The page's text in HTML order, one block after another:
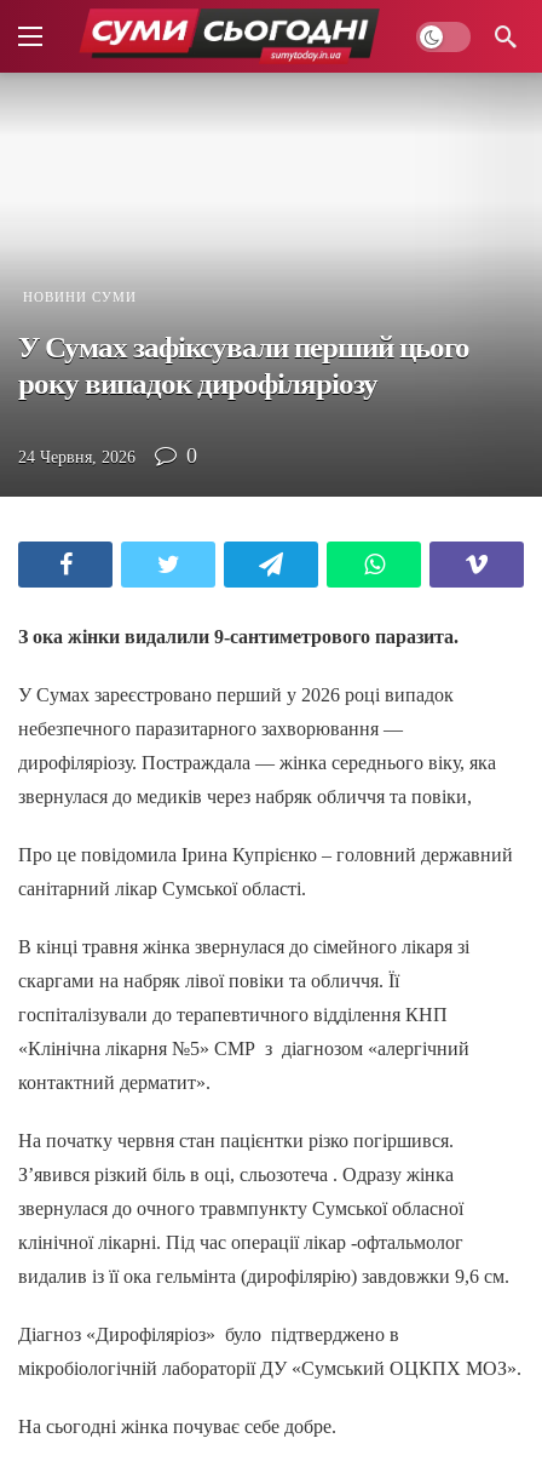
НОВИНИ СУМИ
У Сумах зафіксували перший цього
року випадок дирофіляріозу
24 Червня, 2026 0
З ока жінки видалили 9-сантиметрового паразита.
У Сумах зареєстровано перший у 2026 році випадок
небезпечного паразитарного захворювання —
дирофіляріозу. Постраждала — жінка середнього віку, яка
звернулася до медиків через набряк обличчя та повіки,
Про це повідомила Ірина Купрієнко – головний державний
санітарний лікар Сумської області.
В кінці травня жінка звернулася до сімейного лікаря зі
скаргами на набряк лівої повіки та обличчя. Її
госпіталізували до терапевтичного відділення КНП
«Клінічна лікарня №5» СМР з діагнозом «алергічний
контактний дерматит».
На початку червня стан пацієнтки різко погіршився.
З’явився різкий біль в оці, сльозотеча . Одразу жінка
звернулася до очного травмпункту Сумської обласної
клінічної лікарні. Під час операції лікар -офтальмолог
видалив із її ока гельмінта (дирофілярію) завдовжки 9,6 см.
Діагноз «Дирофіляріоз» було підтверджено в
мікробіологічній лабораторії ДУ «Сумський ОЦКПХ МОЗ».
На сьогодні жінка почуває себе добре.